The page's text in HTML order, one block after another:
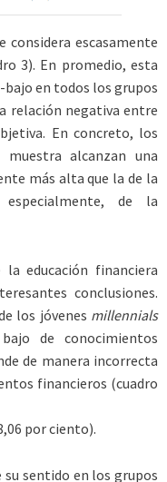
considera escasamente
3). En promedio, esta
en todos los grupos
relación negativa entre
En concreto, los
alcanzan una
más alta que la de la
de la
educación financiera
conclusiones.
los jóvenes millennials
de conocimientos
de manera incorrecta
financieros (cuadro
por ciento).
sentido en los grupos